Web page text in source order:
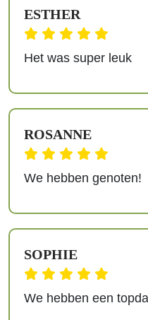
ESTHER
Het was super leuk
ROSANNE
We hebben genoten!
SOPHIE
We hebben een